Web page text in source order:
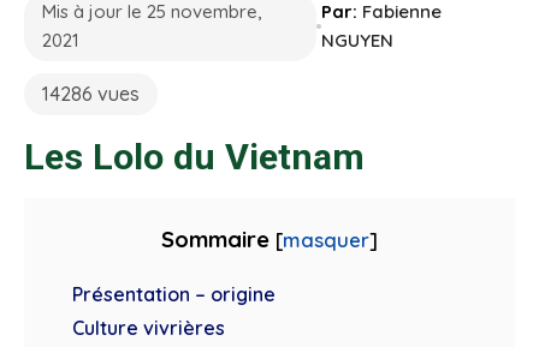
Mis à jour le 25 novembre,
2021
Par: Fabienne
NGUYEN
14286 vues
Les Lolo du Vietnam
Sommaire [masquer]
Présentation – origine
Culture vivrières